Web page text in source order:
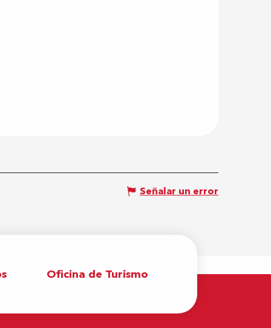
Señalar un error
Oficina de Turismo